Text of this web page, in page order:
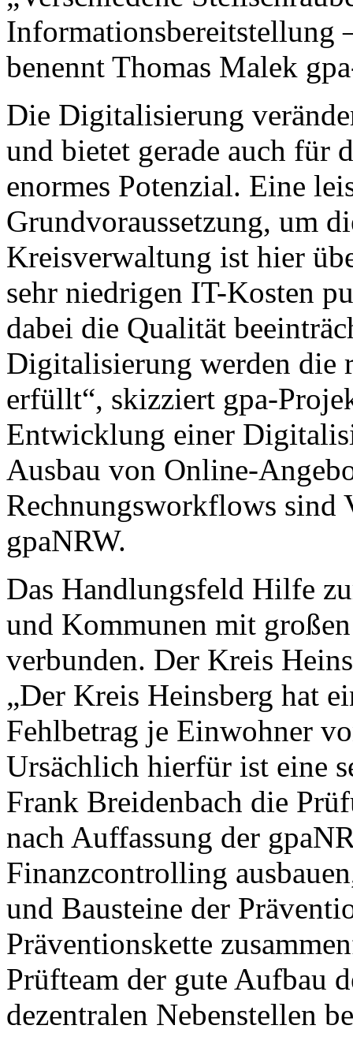
Informationsbereitstellung
benennt Thomas Malek
Die Digitalisierung
und bietet gerade auch für
enormes Potenzial. Eine
Grundvoraussetzung, um
Kreisverwaltung ist hier
sehr niedrigen IT-Kosten
dabei die Qualität
Digitalisierung werden die
erfüllt“, skizziert gpa-
Entwicklung einer
Ausbau von Online-
Rechnungsworkflows sind
gpaNRW.
Das Handlungsfeld Hilfe
und Kommunen mit
verbunden. Der Kreis
„Der Kreis Heinsberg hat
Fehlbetrag je Einwohner
Ursächlich hierfür ist eine
Frank Breidenbach die
nach Auffassung der
Finanzcontrolling
und Bausteine der
Präventionskette
Prüfteam der gute Aufbau
dezentralen Nebenstellen